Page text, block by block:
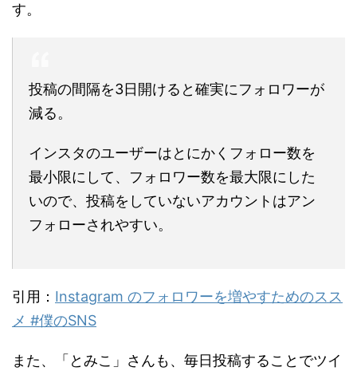
す。
投稿の間隔を3日開けると確実にフォロワーが
減る。
インスタのユーザーはとにかくフォロー数を
最小限にして、フォロワー数を最大限にした
いので、投稿をしていないアカウントはアン
フォローされやすい。
引用： Instagram のフォロワーを増やすためのスス
メ #僕のSNS
また、「とみこ」さんも、毎日投稿することでツイ